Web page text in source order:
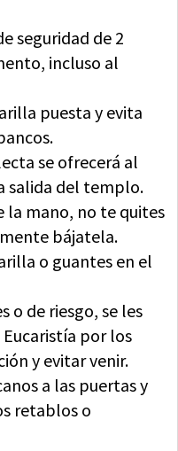
seguridad de 2
incluso al
puesta y evita
se ofrecerá al
salida del templo.
la mano, no te quites
bájatela.
o guantes en el
o de riesgo, se les
por los
y evitar venir.
a las puertas y
retablos o